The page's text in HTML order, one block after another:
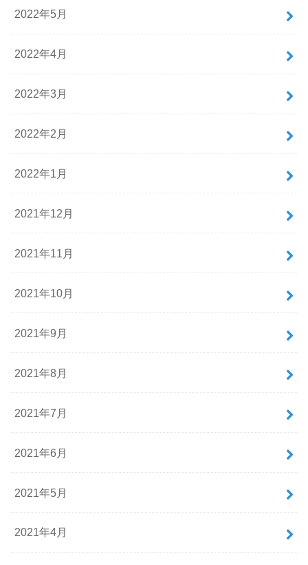
2022年5月
2022年4月
2022年3月
2022年2月
2022年1月
2021年12月
2021年11月
2021年10月
2021年9月
2021年8月
2021年7月
2021年6月
2021年5月
2021年4月